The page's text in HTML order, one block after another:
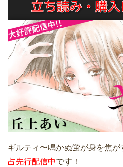
ギルティ〜鳴かぬ蛍が身を焦が
占先行配信中です！